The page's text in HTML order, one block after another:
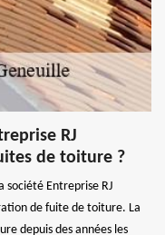
RJ
de toiture ?
société Entreprise RJ
de fuite de toiture. La
depuis des années les